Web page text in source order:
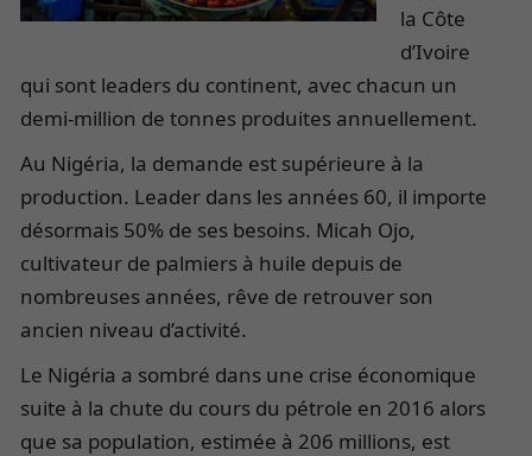
la Côte
d’Ivoire
qui sont leaders du continent, avec chacun un
demi-million de tonnes produites annuellement.
Au Nigéria, la demande est supérieure à la
production. Leader dans les années 60, il importe
désormais 50% de ses besoins. Micah Ojo,
cultivateur de palmiers à huile depuis de
nombreuses années, rêve de retrouver son
ancien niveau d’activité.
Le Nigéria a sombré dans une crise économique
suite à la chute du cours du pétrole en 2016 alors
que sa population, estimée à 206 millions, est